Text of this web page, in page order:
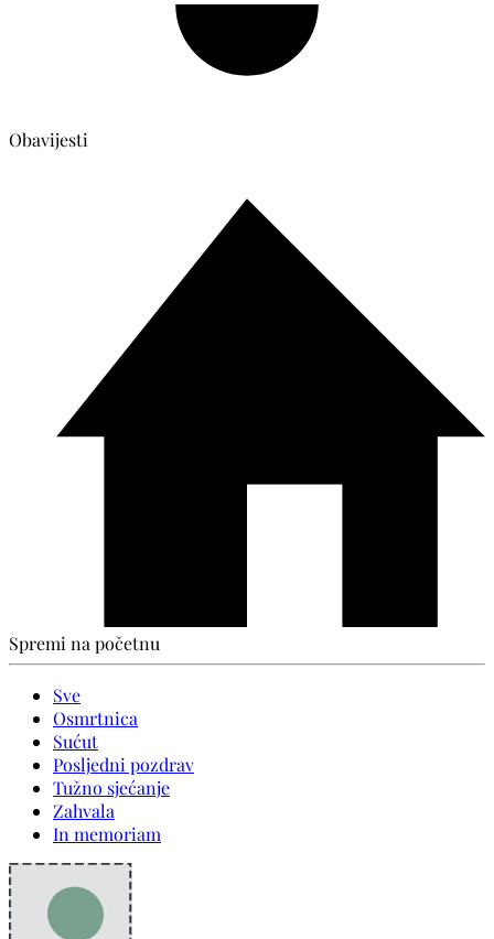
Obavijesti
Spremi na početnu
Sve
Osmrtnica
Sućut
Posljedni pozdrav
Tužno sjećanje
Zahvala
In memoriam